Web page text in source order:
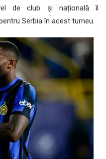
de club și națională îl
Serbia în acest turneu.